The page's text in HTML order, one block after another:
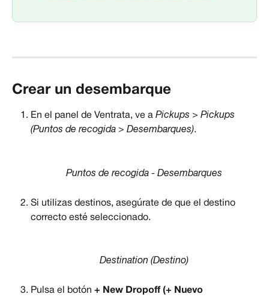
Crear un desembarque
En el panel de Ventrata, ve a Pickups > Pickups
(Puntos de recogida > Desembarques).
Puntos de recogida - Desembarques
Si utilizas destinos, asegúrate de que el destino
correcto esté seleccionado.
Destination (Destino)
Pulsa el botón + New Dropoff (+ Nuevo